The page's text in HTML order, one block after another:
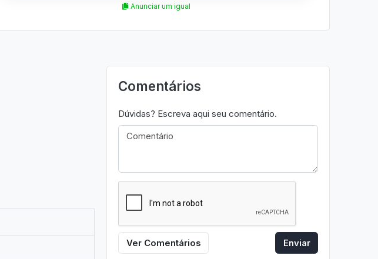
Anunciar um igual
Comentários
Dúvidas? Escreva aqui seu comentário.
Ver Comentários Enviar